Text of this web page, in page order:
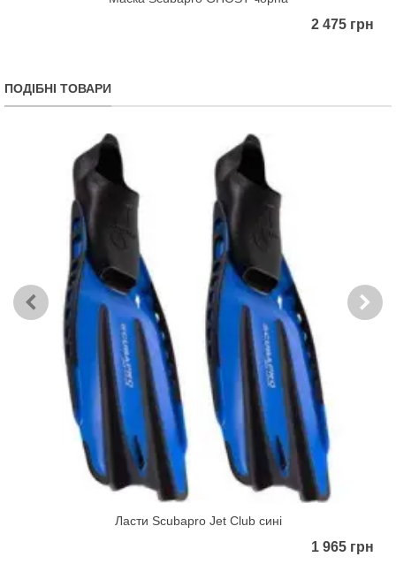
2 475 грн
ПОДІБНІ ТОВАРИ
Ласти Scubapro Jet Club сині
1 965 грн